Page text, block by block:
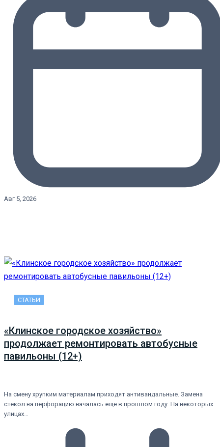
Авг 5, 2026
СТАТЬИ
«Клинское городское хозяйство»
продолжает ремонтировать автобусные
павильоны (12+)
На смену хрупким материалам приходят антивандальные. Замена
стекол на перфорацию началась еще в прошлом году. На некоторых
улицах…